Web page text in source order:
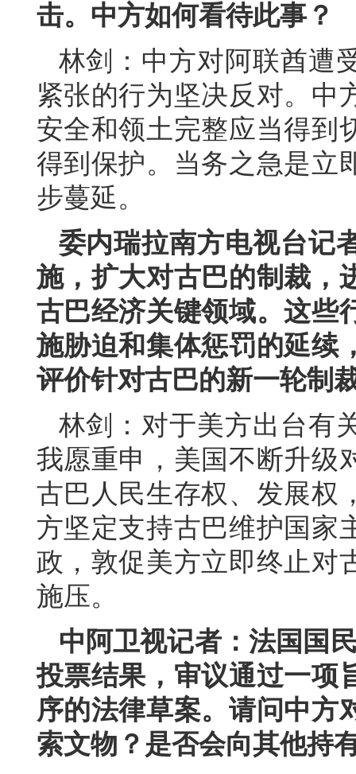
击。中方如何看待此事？
林剑：中方对阿联酋遭
紧张的行为坚决反对。中
安全和领土完整应当得到
得到保护。当务之急是立
步蔓延。
委内瑞拉南方电视台记
施，扩大对古巴的制裁，
古巴经济关键领域。这些
施胁迫和集体惩罚的延续
评价针对古巴的新一轮制
林剑：对于美方出台有
我愿重申，美国不断升级
古巴人民生存权、发展权
方坚定支持古巴维护国家
政，敦促美方立即终止对
施压。
中阿卫视记者：法国国
投票结果，审议通过一项
序的法律草案。请问中方
索文物？是否会向其他持